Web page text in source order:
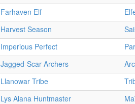
Farhaven Elf
Harvest Season
Imperious Perfect
Jagged-Scar Archers
Llanowar Tribe
Lys Alana Huntmaster